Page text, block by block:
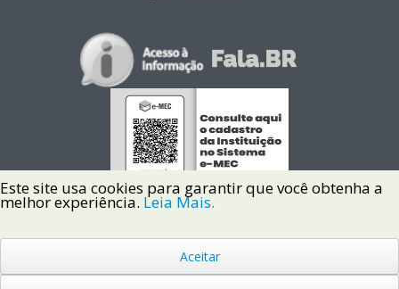
Copyright © 2022 Instituto Federal de Santa Catarina IFSC
Todos os Direitos Reservados.
Este site usa cookies para garantir que você obtenha a
melhor experiência. Leia Mais.
Aceitar